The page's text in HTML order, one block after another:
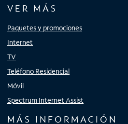
VER MÁS
Paquetes y promociones
Internet
TV
Teléfono Residencial
Móvil
Spectrum Internet Assist
MÁS INFORMACIÓN